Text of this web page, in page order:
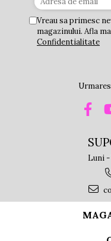
Vreau sa primesc
magazinului. Afla
Confidentialitate
Luni -